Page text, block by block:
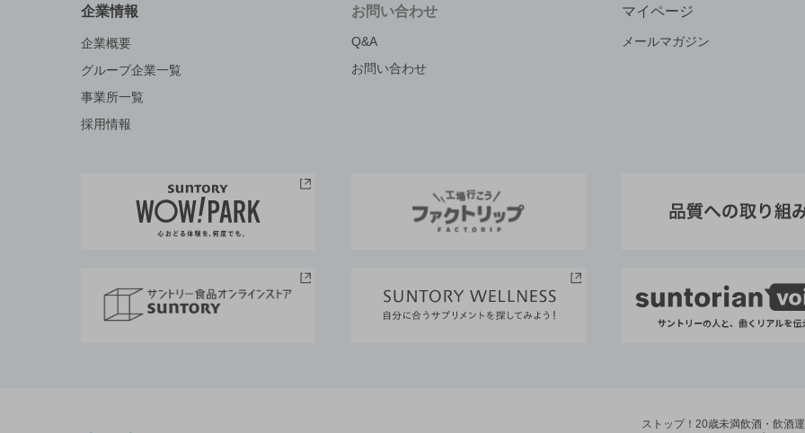
企業情報
企業概要
グループ企業一覧
事業所一覧
採用情報
お問い合わせ
Q&A
お問い合わせ
マイページ
メールマガジン
ストップ！20歳未満飲酒・飲酒運